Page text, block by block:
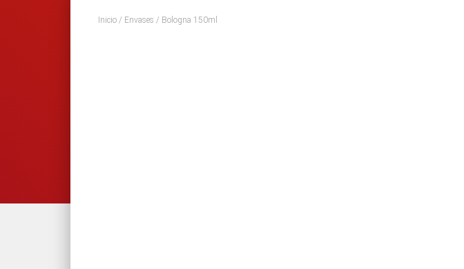
Inicio / Envases / Bologna 150ml